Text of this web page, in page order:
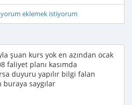
eklemek istiyorum
şuan kurs yok en azından ocak
faliyet planı kasımda
duyuru yapılır bilgi falan
buraya saygılar